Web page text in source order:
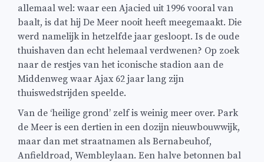
allemaal wel: waar een Ajacied uit 1996 vooral van
baalt, is dat hij De Meer nooit heeft meegemaakt. Die
werd namelijk in hetzelfde jaar gesloopt. Is de oude
thuishaven dan echt helemaal verdwenen? Op zoek
naar de restjes van het iconische stadion aan de
Middenweg waar Ajax 62 jaar lang zijn
thuiswedstrijden speelde.
Van de ‘heilige grond’ zelf is weinig meer over. Park
de Meer is een dertien in een dozijn nieuwbouwwijk,
maar dan met straatnamen als Bernabeuhof,
Anfieldroad, Wembleylaan. Een halve betonnen bal